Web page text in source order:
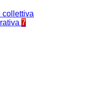
collettiva
7